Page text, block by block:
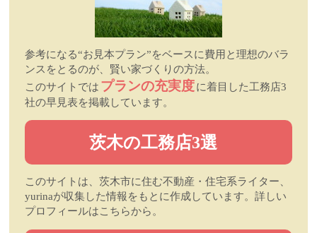
参考になる“お見本プラン”をベースに費用と理想のバラ
ンスをとるのが、賢い家づくりの方法。
このサイトでは プランの充実度に着目した工務店3
社の早見表を掲載しています。
茨木の工務店3選
このサイトは、茨木市に住む不動産・住宅系ライター、
yurinaが収集した情報をもとに作成しています。詳しい
プロフィールはこちらから。